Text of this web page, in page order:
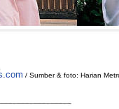
/ Sumber & foto: Harian